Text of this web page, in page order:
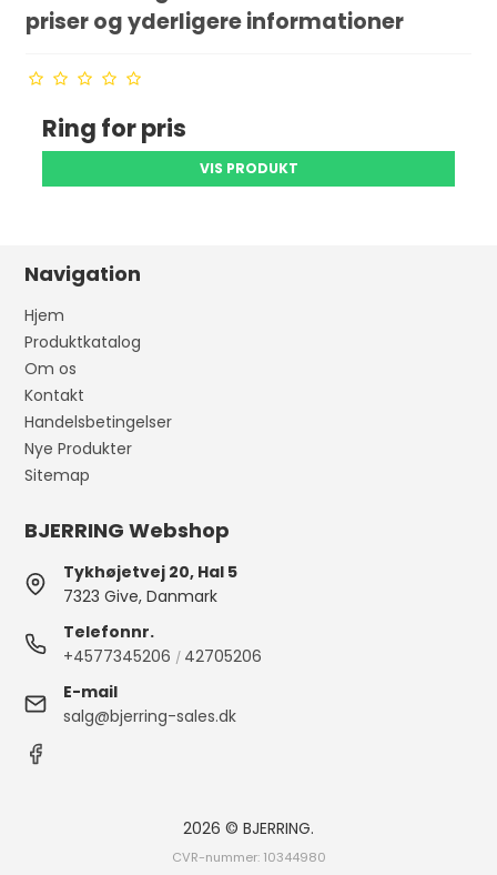
priser og yderligere informationer
Ring for pris
VIS PRODUKT
Navigation
Hjem
Produktkatalog
Om os
Kontakt
Handelsbetingelser
Nye Produkter
Sitemap
BJERRING Webshop
Tykhøjetvej 20, Hal 5
7323 Give, Danmark
Telefonnr.
+4577345206 / 42705206
E-mail
salg@bjerring-sales.dk
2026 © BJERRING.
CVR-nummer: 10344980